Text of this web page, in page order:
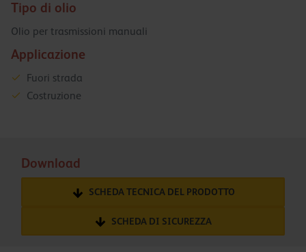
Tipo di olio
Olio per trasmissioni manuali
Applicazione
Fuori strada
Costruzione
Download
SCHEDA TECNICA DEL PRODOTTO
SCHEDA DI SICUREZZA